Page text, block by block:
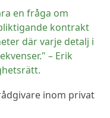
en fråga om
kontrakt
där varje detalj i
– Erik
inom privat